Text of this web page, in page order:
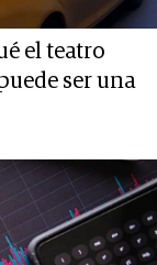
el teatro
ser una